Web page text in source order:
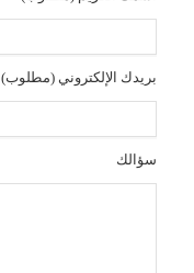
بريدك الإلكتروني (مطلوب)
سؤالك